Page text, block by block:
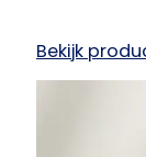
Bekijk
: